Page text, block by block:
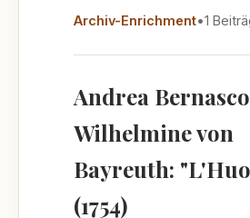
Archiv-Enrichment•1
Andrea
Wilhelmine von
Bayreuth:
(1754)